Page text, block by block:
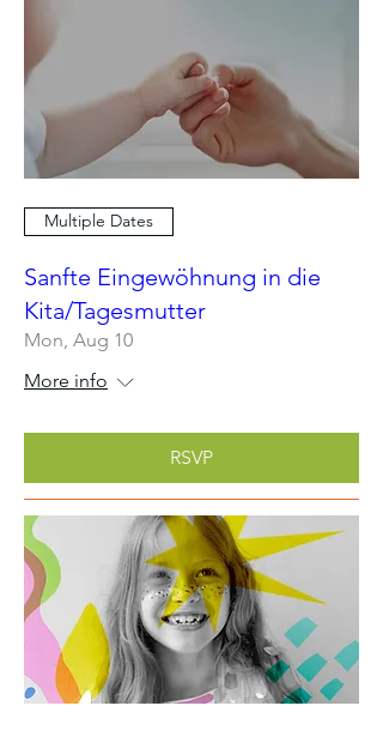
Multiple Dates
Sanfte Eingewöhnung in die
Kita/Tagesmutter
Mon, Aug 10
More info
RSVP